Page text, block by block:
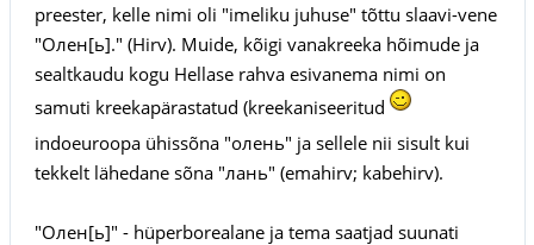
preester, kelle nimi oli "imeliku juhuse" tõttu slaavi-vene
"Олен[ь]." (Hirv). Muide, kõigi vanakreeka hõimude ja
sealtkaudu kogu Hellase rahva esivanema nimi on
samuti kreekapärastatud (kreekaniseeritud
indoeuroopa ühissõna "олень" ja sellele nii sisult kui
tekkelt lähedane sõna "лань" (emahirv; kabehirv).
"Олен[ь]" - hüperborealane ja tema saatjad suunati